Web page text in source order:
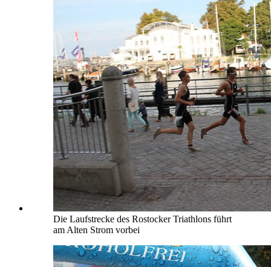
Die Laufstrecke des Rostocker Triathlons führt
am Alten Strom vorbei